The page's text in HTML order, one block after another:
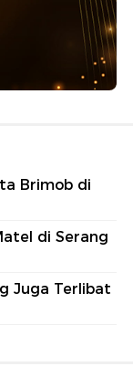
Brimob di
di Serang
Juga Terlibat